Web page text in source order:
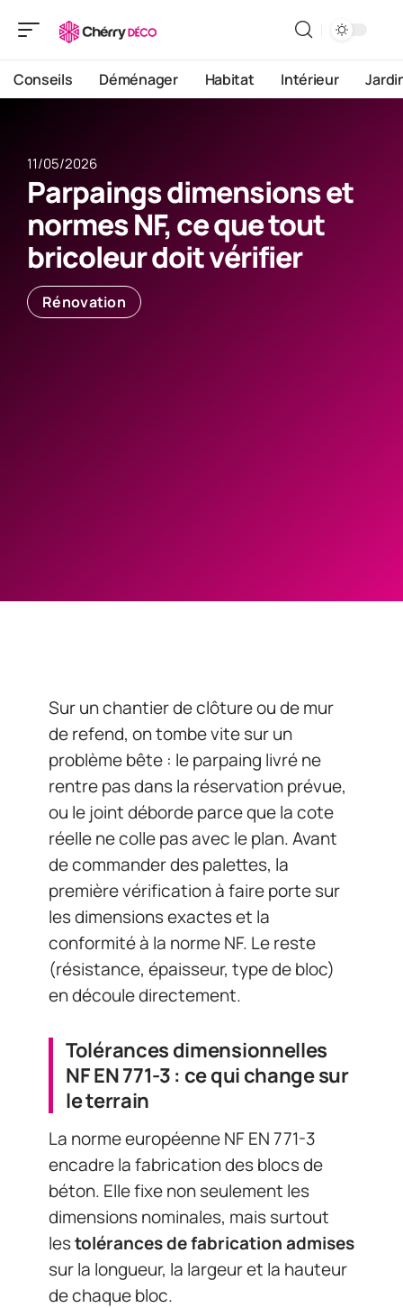
Conseils Déménager Habitat Intérieur
11/05/2026
Parpaings dimensions et
normes NF, ce que tout
bricoleur doit vérifier
Rénovation
Sur un chantier de clôture ou de mur
de refend, on tombe vite sur un
problème bête : le parpaing livré ne
rentre pas dans la réservation prévue,
ou le joint déborde parce que la cote
réelle ne colle pas avec le plan. Avant
de commander des palettes, la
première vérification à faire porte sur
les dimensions exactes et la
conformité à la norme NF. Le reste
(résistance, épaisseur, type de bloc)
en découle directement.
Tolérances dimensionnelles
NF EN 771-3 : ce qui change sur
le terrain
La norme européenne NF EN 771-3
encadre la fabrication des blocs de
béton. Elle fixe non seulement les
dimensions nominales, mais surtout
lestolérances de fabrication admises
sur la longueur, la largeur et la hauteur
de chaque bloc.